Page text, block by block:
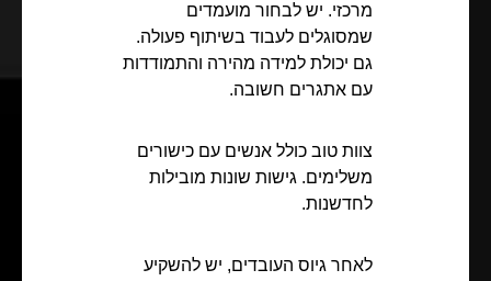
מרכזי. יש לבחור מועמדים
שמסוגלים לעבוד בשיתוף פעולה.
גם יכולת למידה מהירה והתמודדות
עם אתגרים חשובה.
צוות טוב כולל אנשים עם כישורים
משלימים. גישות שונות מובילות
לחדשנות.
לאחר גיוס העובדים, יש להשקיע